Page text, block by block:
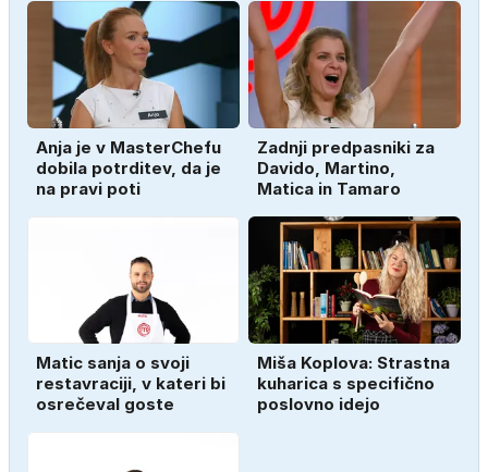
Anja je v MasterChefu
dobila potrditev, da je
na pravi poti
Zadnji predpasniki za
Davido, Martino,
Matica in Tamaro
Matic sanja o svoji
restavraciji, v kateri bi
osrečeval goste
Miša Koplova: Strastna
kuharica s specifično
poslovno idejo